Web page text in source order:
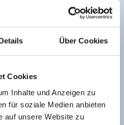
Über Cookies
Cookies
Inhalte und Anzeigen zu
für soziale Medien anbieten
auf unsere Website zu
WC, 2 slaapkamers
65 m² |Opdrachten:1 -
2